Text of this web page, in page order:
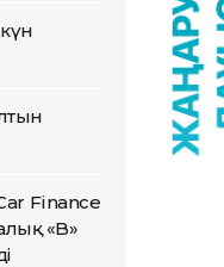
Finance
«B»